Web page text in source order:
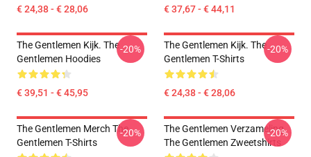
€ 24,38 - € 28,06 € 37,67 - € 44,11
The Gentlemen Kijk. The
Gentlemen Hoodies
€ 39,51 - € 45,95
-20%
The Gentlemen Kijk. The
Gentlemen T-Shirts
€ 24,38 - € 28,06
-20%
The Gentlemen Merch The
Gentlemen T-Shirts
-20%
The Gentlemen Verzameling
The Gentlemen Zweetshirts
-20%